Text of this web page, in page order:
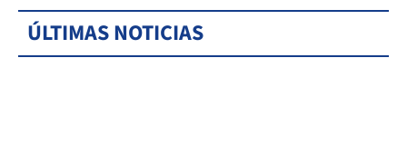
ÚLTIMAS NOTICIAS